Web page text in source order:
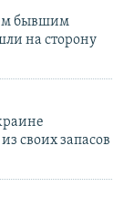
бывшим
на сторону
своих запасов